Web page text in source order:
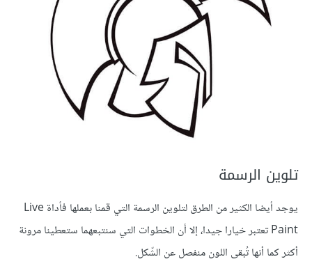
تلوين الرسمة
يوجد أيضا الكثير من الطرق لتلوين الرسمة التي قمنا بعملها فأداة Live
Paint تعتبر خيارا جيدا، إلا أن الخطوات التي سنتبعهما ستعطينا مرونة
أكثر كما أنها تُبقى اللون منفصل عن الشّكل.